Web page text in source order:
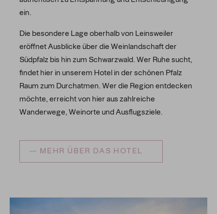
ein.
Die besondere Lage oberhalb von Leinsweiler
eröffnet Ausblicke über die Weinlandschaft der
Südpfalz bis hin zum Schwarzwald. Wer Ruhe sucht,
findet hier in unserem Hotel in der schönen Pfalz
Raum zum Durchatmen. Wer die Region entdecken
möchte, erreicht von hier aus zahlreiche
Wanderwege, Weinorte und Ausflugsziele.
MEHR ÜBER DAS HOTEL